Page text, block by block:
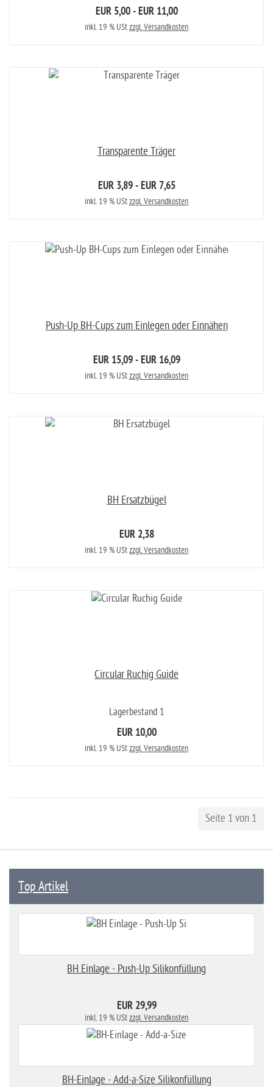
EUR 5,00 - EUR 11,00
inkl. 19 % UStzzgl. Versandkosten
Transparente Träger
EUR 3,89 - EUR 7,65
inkl. 19 % UStzzgl. Versandkosten
Push-Up BH-Cups zum Einlegen oder Einnähen
EUR 15,09 - EUR 16,09
inkl. 19 % UStzzgl. Versandkosten
BH Ersatzbügel
EUR 2,38
inkl. 19 % UStzzgl. Versandkosten
Circular Ruchig Guide
Lagerbestand 1
EUR 10,00
inkl. 19 % UStzzgl. Versandkosten
Seite 1 von 1
Top Artikel
BH Einlage - Push-Up Silikonfüllung
EUR 29,99
inkl. 19 % UStzzgl. Versandkosten
BH-Einlage - Add-a-Size Silikonfüllung